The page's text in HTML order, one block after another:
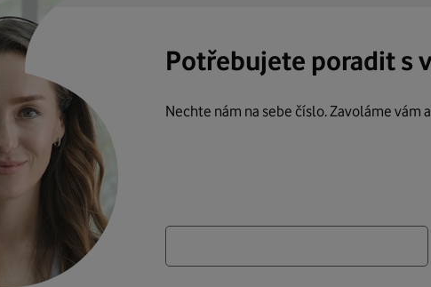
Potřebujete poradit s
Nechte nám na sebe číslo. Zavoláme vám